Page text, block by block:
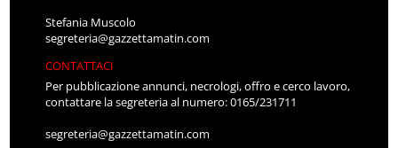
Stefania Muscolo
segreteria@gazzettamatin.com
CONTATTACI
Per pubblicazione annunci, necrologi, offro e cerco lavoro,
contattare la segreteria al numero: 0165/231711
segreteria@gazzettamatin.com